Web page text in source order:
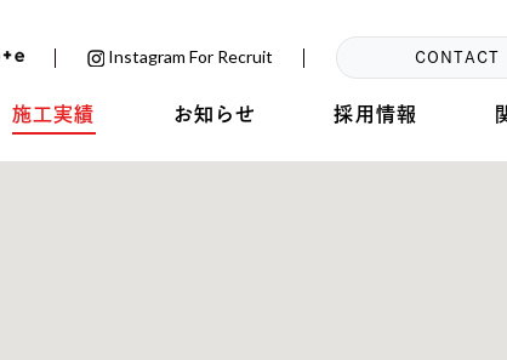
Instagram For Recruit CONTACT
施工実績 お知らせ 採用情報